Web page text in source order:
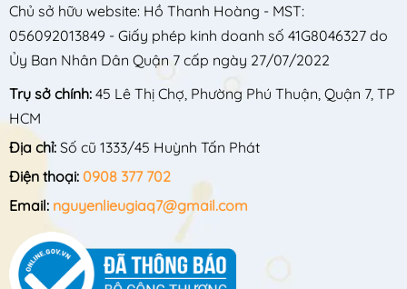
Chủ sở hữu website: Hồ Thanh Hoàng - MST:
056092013849 - Giấy phép kinh doanh số 41G8046327 do
Ủy Ban Nhân Dân Quận 7 cấp ngày 27/07/2022
Trụ sở chính: 45 Lê Thị Chợ, Phường Phú Thuận, Quận 7, TP
HCM
Địa chỉ: Số cũ 1333/45 Huỳnh Tấn Phát
Điện thoại: 0908 377 702
Email: nguyenlieugiaq7@gmail.com